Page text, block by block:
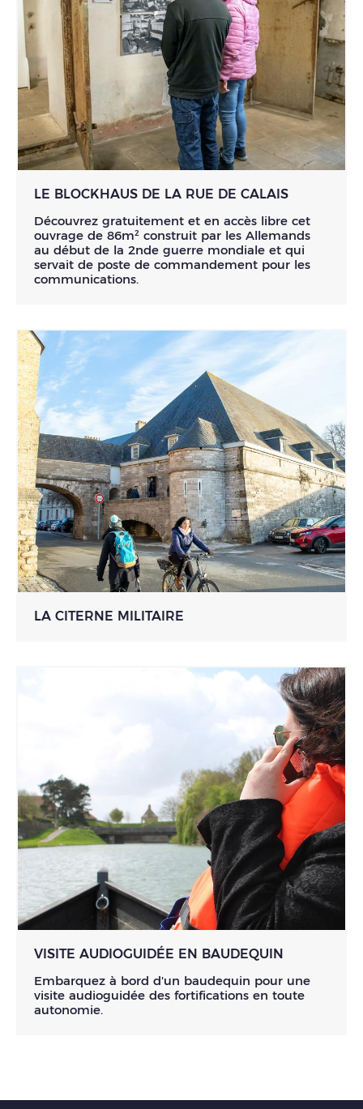
LE BLOCKHAUS DE LA RUE DE CALAIS
Découvrez gratuitement et en accès libre cet
ouvrage de 86m² construit par les Allemands
au début de la 2nde guerre mondiale et qui
servait de poste de commandement pour les
communications.
LA CITERNE MILITAIRE
VISITE AUDIOGUIDÉE EN BAUDEQUIN
Embarquez à bord d'un baudequin pour une
visite audioguidée des fortifications en toute
autonomie.